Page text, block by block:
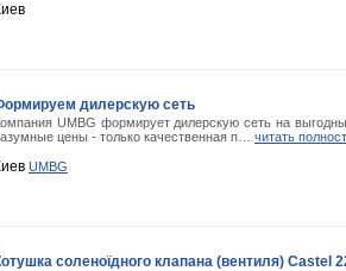
дилерскую сеть
UMBG формирует дилерскую сеть на
цены - только качественная п… читать
UMBG
соленоїдного клапана (вентиля) Castel